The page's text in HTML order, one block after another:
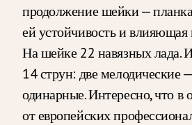
продолжение шейки —
ей устойчивость и влияющая
На шейке 22 навязных лада.
14 струн: две мелодические
одинарные. Интересно, что в
от европейских